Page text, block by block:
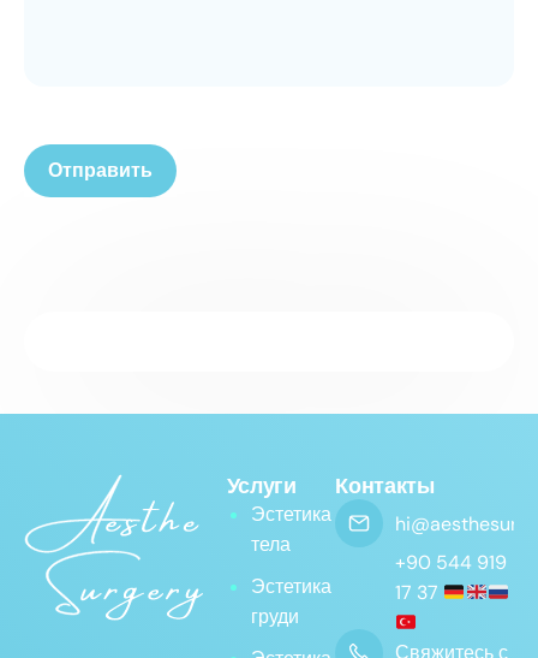
Услуги
Эстетика
тела
Эстетика
груди
Контакты
+90 544 919
17 37
Свяжитесь с